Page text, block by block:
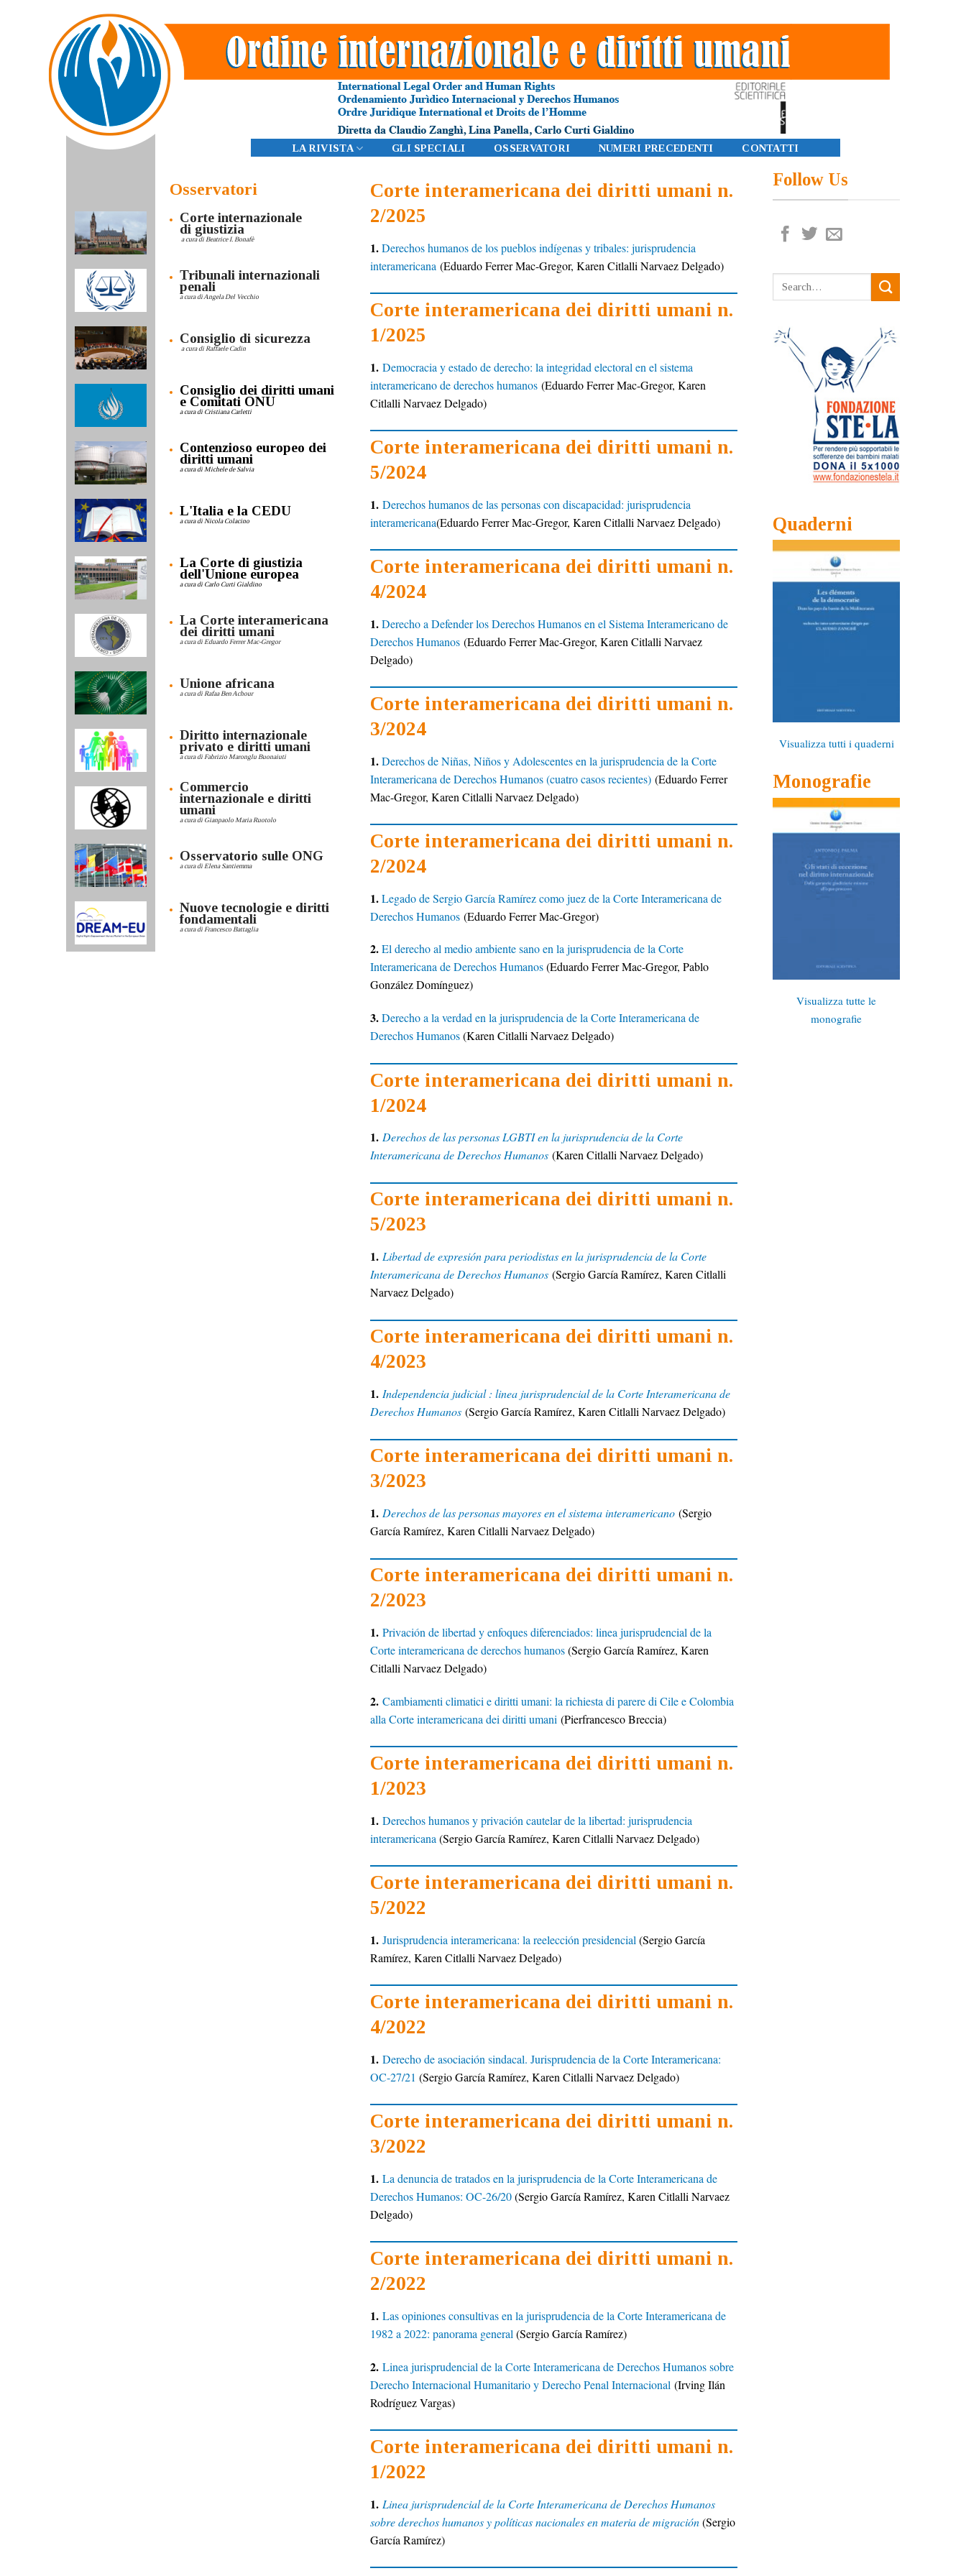
LA RIVISTA GLI SPECIALI OSSERVATORI NUMERI PRECEDENTI CONTATTI
Osservatori
Corte internazionale
di giustizia
a cura di Beatrice I. Bonafè
Tribunali internazionali
penali
a cura di Angela Del Vecchio
Consiglio di sicurezza
a cura di Raffaele Cadin
Consiglio dei diritti umani
e Comitati ONU
a cura di Cristiana Carletti
Contenzioso europeo dei
diritti umani
a cura di Michele de Salvia
L'Italia e la CEDU
a cura di Nicola Colacino
La Corte di giustizia
dell'Unione europea
a cura di Carlo Curti Gialdino
La Corte interamericana
dei diritti umani
a cura di Eduardo Ferrer Mac-Gregor
Unione africana
a cura di Rafaa Ben Achour
Diritto internazionale
privato e diritti umani
a cura di Fabrizio Maronglu Buonaiuti
Commercio
internazionale e diritti
umani
a cura di Gianpaolo Maria Ruotolo
Osservatorio sulle ONG
a cura di Elena Santiemma
Nuove tecnologie e diritti
fondamentali
a cura di Francesco Battaglia
Corte interamericana dei diritti umani n.
2/2025
1.Derechos humanos de los pueblos indígenas y tribales: jurisprudencia
interamericana (Eduardo Ferrer Mac-Gregor,Karen Citlalli Narvaez Delgado)
Corte interamericana dei diritti umani n.
1/2025
1.Democracia y estado de derecho: la integridad electoral en el sistema
interamericano de derechos humanos (Eduardo Ferrer Mac-Gregor,Karen
Citlalli Narvaez Delgado)
Corte interamericana dei diritti umani n.
5/2024
1.Derechos humanos de las personas con discapacidad: jurisprudencia
interamericana(Eduardo Ferrer Mac-Gregor,Karen Citlalli Narvaez Delgado)
Corte interamericana dei diritti umani n.
4/2024
1.Derecho a Defender los Derechos Humanos en el Sistema Interamericano de
Derechos Humanos (Eduardo Ferrer Mac-Gregor,Karen Citlalli Narvaez
Delgado)
Corte interamericana dei diritti umani n.
3/2024
1.Derechos de Niñas, Niños y Adolescentes en la jurisprudencia de la Corte
Interamericana de Derechos Humanos (cuatro casos recientes) (Eduardo Ferrer
Mac-Gregor,Karen Citlalli Narvaez Delgado)
Corte interamericana dei diritti umani n.
2/2024
1.Legado de Sergio García Ramírez como juez de la Corte Interamericana de
Derechos Humanos (Eduardo Ferrer Mac-Gregor)
2.El derecho al medio ambiente sano en la jurisprudencia de la Corte
Interamericana de Derechos Humanos(Eduardo Ferrer Mac-Gregor, Pablo
González Domínguez)
3.Derecho a la verdad en la jurisprudencia de la Corte Interamericana de
Derechos Humanos(Karen Citlalli Narvaez Delgado)
Corte interamericana dei diritti umani n.
1/2024
1.Derechos de las personas LGBTI en la jurisprudencia de la Corte
Interamericana de Derechos Humanos (Karen Citlalli Narvaez Delgado)
Corte interamericana dei diritti umani n.
5/2023
1.Libertad de expresión para periodistas en la jurisprudencia de la Corte
Interamericana de Derechos Humanos (Sergio García Ramírez, Karen Citlalli
Narvaez Delgado)
Corte interamericana dei diritti umani n.
4/2023
1.Independencia judicial : linea jurisprudencial de la Corte Interamericana de
Derechos Humanos (Sergio García Ramírez, Karen Citlalli Narvaez Delgado)
Corte interamericana dei diritti umani n.
3/2023
1.Derechos de las personas mayores en el sistema interamericano (Sergio
García Ramírez, Karen Citlalli Narvaez Delgado)
Corte interamericana dei diritti umani n.
2/2023
1.Privación de libertad y enfoques diferenciados: linea jurisprudencial de la
Corte interamericana de derechos humanos(Sergio García Ramírez, Karen
Citlalli Narvaez Delgado)
2.Cambiamenti climatici e diritti umani: la richiesta di parere di Cile e Colombia
alla Corte interamericana dei diritti umani (Pierfrancesco Breccia)
Corte interamericana dei diritti umani n.
1/2023
1.Derechos humanos y privación cautelar de la libertad: jurisprudencia
interamericana (Sergio García Ramírez, Karen Citlalli Narvaez Delgado)
Corte interamericana dei diritti umani n.
5/2022
1.Jurisprudencia interamericana: la reelección presidencial (Sergio García
Ramírez, Karen Citlalli Narvaez Delgado)
Corte interamericana dei diritti umani n.
4/2022
1.Derecho de asociación sindacal. Jurisprudencia de la Corte Interamericana:
OC-27/21 (Sergio García Ramírez, Karen Citlalli Narvaez Delgado)
Corte interamericana dei diritti umani n.
3/2022
1.La denuncia de tratados en la jurisprudencia de la Corte Interamericana de
Derechos Humanos: OC-26/20(Sergio García Ramírez, Karen Citlalli Narvaez
Delgado)
Corte interamericana dei diritti umani n.
2/2022
1.Las opiniones consultivas en la jurisprudencia de la Corte Interamericana de
1982 a 2022: panorama general (Sergio García Ramírez)
2.Linea jurisprudencial de la Corte Interamericana de Derechos Humanos sobre
Derecho Internacional Humanitario y Derecho Penal Internacional (Irving Ilán
Rodríguez Vargas)
Corte interamericana dei diritti umani n.
1/2022
1. Linea jurisprudencial de la Corte Interamericana de Derechos Humanos
sobre derechos humanos y políticas nacionales en materia de migración(Sergio
García Ramírez)
Follow Us
Quaderni
Visualizza tutti i quaderni
Monografie
Visualizza tutte le
monografie